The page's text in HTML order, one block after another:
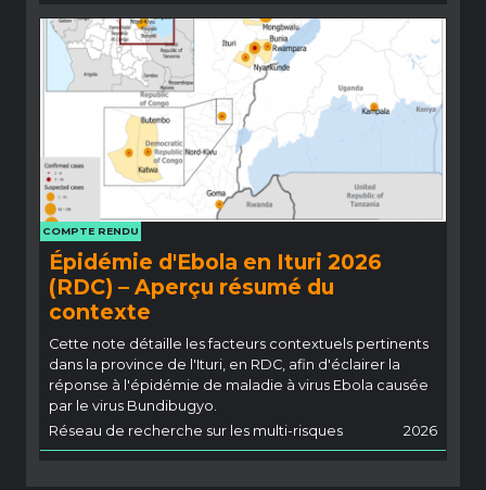
COMPTE RENDU
Épidémie d'Ebola en Ituri 2026
(RDC) – Aperçu résumé du
contexte
Cette note détaille les facteurs contextuels pertinents
dans la province de l'Ituri, en RDC, afin d'éclairer la
réponse à l'épidémie de maladie à virus Ebola causée
par le virus Bundibugyo.
Réseau de recherche sur les multi-risques
2026